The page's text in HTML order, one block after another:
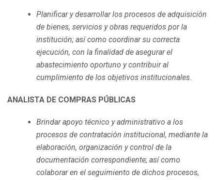
Planificar y desarrollar los procesos de adquisición
de bienes, servicios y obras requeridos por la
institución; así como coordinar su correcta
ejecución, con la finalidad de asegurar el
abastecimiento oportuno y contribuir al
cumplimiento de los objetivos institucionales.
ANALISTA DE COMPRAS PÚBLICAS
Brindar apoyo técnico y administrativo a los
procesos de contratación institucional, mediante la
elaboración, organización y control de la
documentación correspondiente; así como
colaborar en el seguimiento de dichos procesos,